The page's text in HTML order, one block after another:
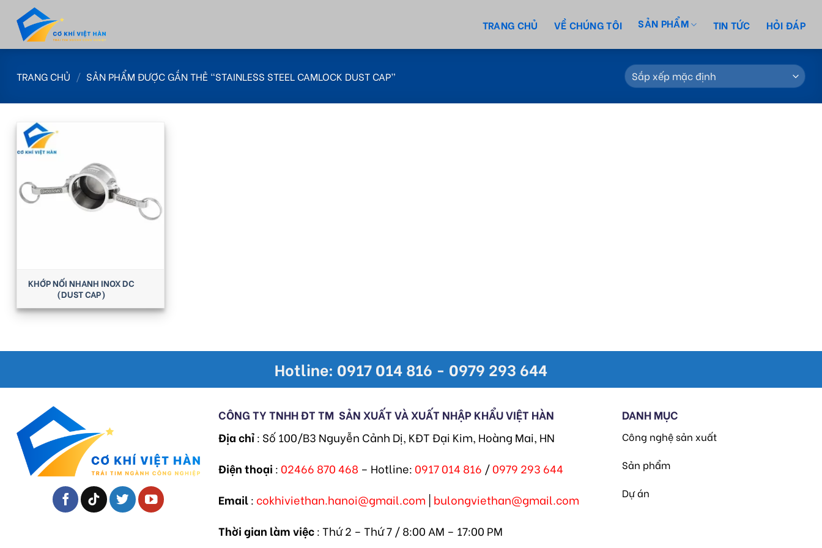
content
TRANG CHỦ VỀ CHÚNG TÔI SẢN PHẨM TIN TỨC HỎI ĐÁP
TRANG CHỦ / SẢN PHẨM ĐƯỢC GẮN THẺ “STAINLESS STEEL CAMLOCK DUST CAP”
KHỚP NỐI NHANH INOX DC
(DUST CAP)
Hotline: 0917 014 816 - 0979 293 644
CÔNG TY TNHH ĐT TM SẢN XUẤT VÀ XUẤT NHẬP KHẨU VIỆT HÀN
Địa chỉ: Số 100/B3 Nguyễn Cảnh Dị, KĐT Đại Kim, Hoàng Mai, HN
Điện thoại : 02466 870 468 – Hotline: 0917 014 816 /0979 293 644
Email: cokhiviethan.hanoi@gmail.com | bulongviethan@gmail.com
Thời gian làm việc: Thứ 2 – Thứ 7 / 8:00 AM – 17:00 PM
DANH MỤC
Công nghệ sản xuất
Sản phẩm
Dự án